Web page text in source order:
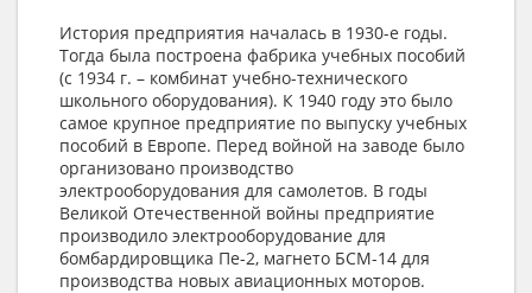
История предприятия началась в 1930-е годы.
Тогда была построена фабрика учебных пособий
(с 1934 г. – комбинат учебно-технического
школьного оборудования). К 1940 году это было
самое крупное предприятие по выпуску учебных
пособий в Европе. Перед войной на заводе было
организовано производство
электрооборудования для самолетов. В годы
Великой Отечественной войны предприятие
производило электрооборудование для
бомбардировщика Пе-2, магнето БСМ-14 для
производства новых авиационных моторов.